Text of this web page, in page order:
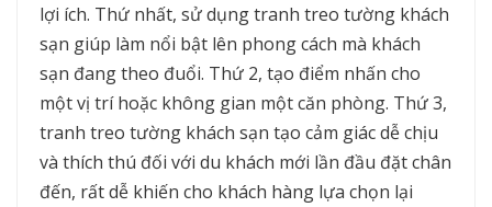
lợi ích. Thứ nhất, sử dụng tranh treo tường khách
sạn giúp làm nổi bật lên phong cách mà khách
sạn đang theo đuổi. Thứ 2, tạo điểm nhấn cho
một vị trí hoặc không gian một căn phòng. Thứ 3,
tranh treo tường khách sạn tạo cảm giác dễ chịu
và thích thú đối với du khách mới lần đầu đặt chân
đến, rất dễ khiến cho khách hàng lựa chọn lại